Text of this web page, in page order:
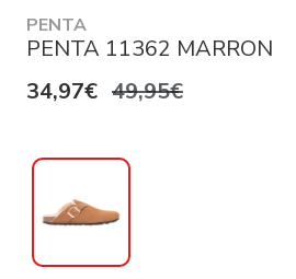
PENTA
PENTA 11362 MARRON
34,97€ 49,95€